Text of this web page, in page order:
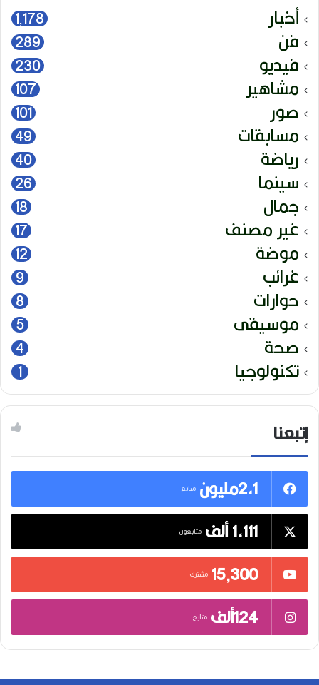
أخبار 1٬178
فن 289
فيديو 230
مشاهير 107
صور 101
مسابقات 49
رياضة 40
سينما 26
جمال 18
غير مصنف 17
موضة 12
غرائب 9
حوارات 8
موسيقى 5
صحة 4
تكنولوجيا 1
إتبعنا
2,1مليون
متابع
1,111 ألف متابعون
15٬300 مشترك
124ألف متابع